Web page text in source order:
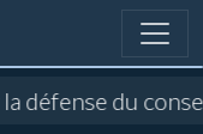
la défense du